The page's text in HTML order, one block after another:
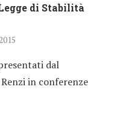
di Stabilità
dal
in conferenze